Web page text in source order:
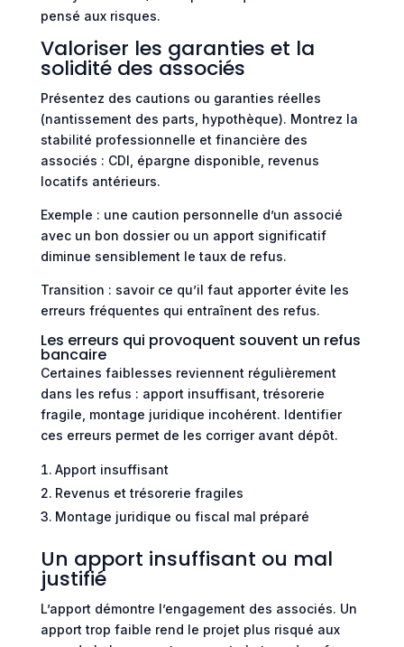
pensé aux risques.
Valoriser les garanties et la
solidité des associés
Présentez des cautions ou garanties réelles
(nantissement des parts, hypothèque). Montrez la
stabilité professionnelle et financière des
associés : CDI, épargne disponible, revenus
locatifs antérieurs.
Exemple : une caution personnelle d’un associé
avec un bon dossier ou un apport significatif
diminue sensiblement le taux de refus.
Transition : savoir ce qu’il faut apporter évite les
erreurs fréquentes qui entraînent des refus.
Les erreurs qui provoquent souvent un refus
bancaire
Certaines faiblesses reviennent régulièrement
dans les refus : apport insuffisant, trésorerie
fragile, montage juridique incohérent. Identifier
ces erreurs permet de les corriger avant dépôt.
Apport insuffisant
Revenus et trésorerie fragiles
Montage juridique ou fiscal mal préparé
Un apport insuffisant ou mal
justifié
L’apport démontre l’engagement des associés. Un
apport trop faible rend le projet plus risqué aux